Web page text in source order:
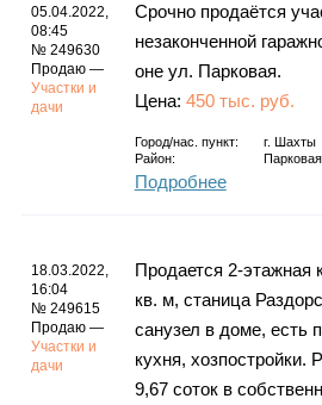
05.04.2022,
08:45
№ 249630
Продаю —
Участки и
дачи
Срочно продаётся
незаконченной
оне ул. Парковая.
Цена: 450 тыс. руб.
Город/нас. пункт: г.
Шахты
Район:
Парковая
Подробнее
18.03.2022,
16:04
№ 249615
Продаю —
Участки и
дачи
Продается 2-этажная
кв. м, станица
санузел в доме, есть
кухня, хозпостройки.
9,67 соток в